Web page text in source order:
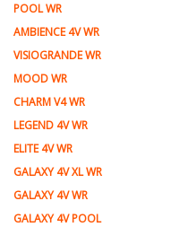
POOL WR
AMBIENCE 4V WR
VISIOGRANDE WR
MOOD WR
CHARM V4 WR
LEGEND 4V WR
ELITE 4V WR
GALAXY 4V XL WR
GALAXY 4V WR
GALAXY 4V POOL